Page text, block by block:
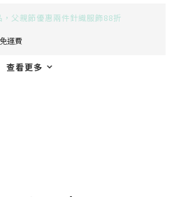
，父親節優惠兩件針織服飾88折
運費
查看更多